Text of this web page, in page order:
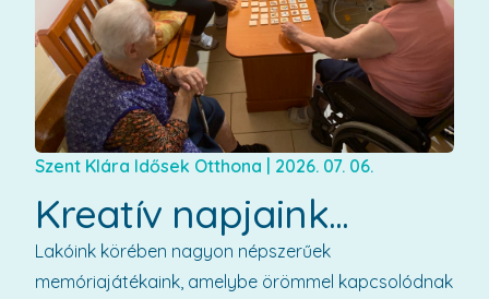
Szent Klára Idősek Otthona | 2026. 07. 06.
Kreatív napjaink...
Lakóink körében nagyon népszerűek
memóriajátékaink, amelybe örömmel kapcsolódnak